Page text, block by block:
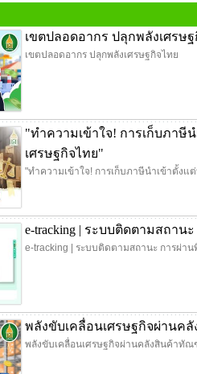
เขตปลอดอากร ปลุกพลังเศรษ
เขตปลอดอากร ปลุกพลังเศรษฐกิจไทย
"ทำความเข้าใจ! การเก็บภาษี
เศรษฐกิจไทย"
"ทำความเข้าใจ! การเก็บภาษีนำเข้าตั้งแ
e-tracking | ระบบติดตามสถา
e-tracking | ระบบติดตามสถานะ การผ่าน
พลังขับเคลื่อนเศรษฐกิจผ่าน
พลังขับเคลื่อนเศรษฐกิจผ่านคลังสินค้าทั